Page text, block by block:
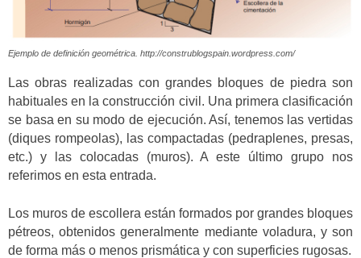
Ejemplo de definición geométrica. http://construblogspain.wordpress.com/
Las obras realizadas con grandes bloques de piedra son
habituales en la construcción civil. Una primera clasificación
se basa en su modo de ejecución. Así, tenemos las vertidas
(diques rompeolas), las compactadas (pedraplenes, presas,
etc.) y las colocadas (muros). A este último grupo nos
referimos en esta entrada.
Los muros de escollera están formados por grandes bloques
pétreos, obtenidos generalmente mediante voladura, y son
de forma más o menos prismática y con superficies rugosas.